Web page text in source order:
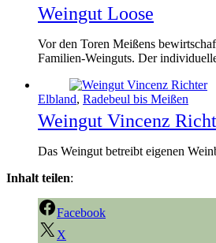
Weingut Loose
Vor den Toren Meißens
Familien-Weinguts. Der
Elbland, Radebeul bis Meißen
Weingut Vincenz
Das Weingut betreibt eigenen
Inhalt teilen:
Facebook
X